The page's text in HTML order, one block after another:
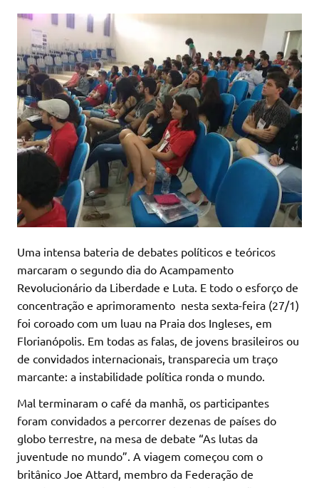
Uma intensa bateria de debates políticos e teóricos
marcaram o segundo dia do Acampamento
Revolucionário da Liberdade e Luta. E todo o esforço de
concentração e aprimoramento nesta sexta-feira (27/1)
foi coroado com um luau na Praia dos Ingleses, em
Florianópolis. Em todas as falas, de jovens brasileiros ou
de convidados internacionais, transparecia um traço
marcante: a instabilidade política ronda o mundo.
Mal terminaram o café da manhã, os participantes
foram convidados a percorrer dezenas de países do
globo terrestre, na mesa de debate “As lutas da
juventude no mundo”. A viagem começou com o
britânico Joe Attard, membro da Federação de